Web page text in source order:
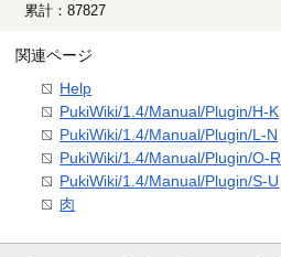
累計：87827
関連ページ
Help
PukiWiki/1.4/Manual/Plugin/H-K
PukiWiki/1.4/Manual/Plugin/L-N
PukiWiki/1.4/Manual/Plugin/O-R
PukiWiki/1.4/Manual/Plugin/S-U
肉